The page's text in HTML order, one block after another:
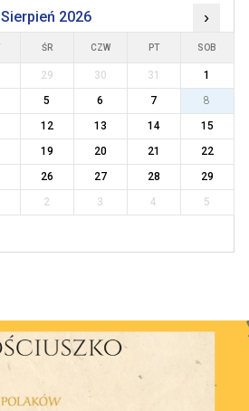
Sierpień 2026 ›
ŚR CZW PT SOB
29 30 31
1
5 6 7
8
12 13 14
15
19 20 21
22
26 27 28
29
2 3 4 5